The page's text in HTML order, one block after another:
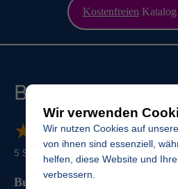
Kostenfreien Katalog
Budde Grabmale
★ ★★★★
★ ★★★★
5 Sterne von 887 Bewertungen
Budde Grabmale GmbH &
Wir verwenden
Wir nutzen Cookies auf
von ihnen sind essenziell,
helfen, diese Website und
verbessern.